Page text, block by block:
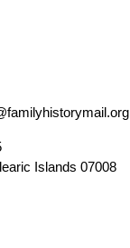
Islands 07008